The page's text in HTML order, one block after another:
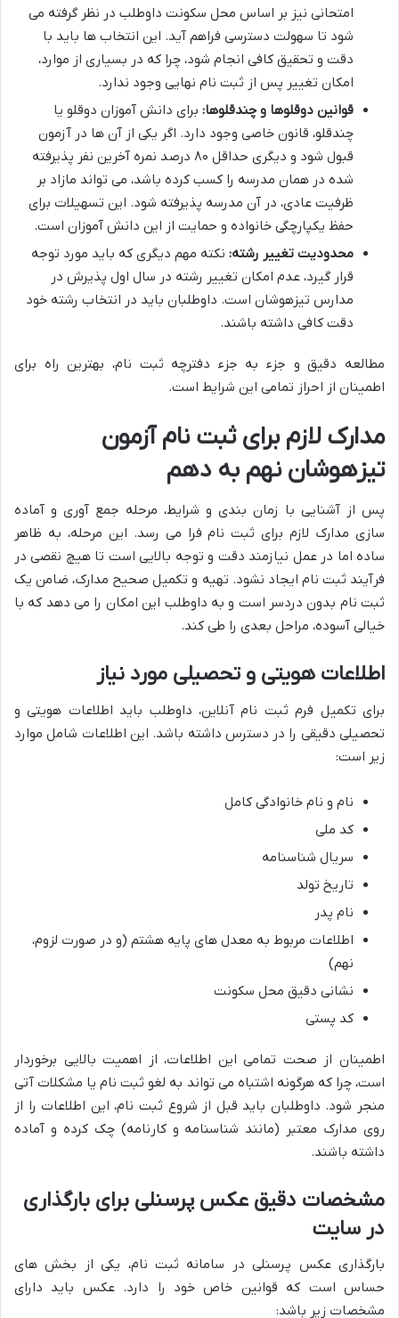
امتحانی نیز بر اساس محل سکونت داوطلب در نظر گرفته می
شود تا سهولت دسترسی فراهم آید. این انتخاب ها باید با
دقت و تحقیق کافی انجام شود، چرا که در بسیاری از موارد،
امکان تغییر پس از ثبت نام نهایی وجود ندارد.
قوانین دوقلوها و چندقلوها: برای دانش آموزان دوقلو یا
چندقلو، قانون خاصی وجود دارد. اگر یکی از آن ها در آزمون
قبول شود و دیگری حداقل ۸۰ درصد نمره آخرین نفر پذیرفته
شده در همان مدرسه را کسب کرده باشد، می تواند مازاد بر
ظرفیت عادی، در آن مدرسه پذیرفته شود. این تسهیلات برای
حفظ یکپارچگی خانواده و حمایت از این دانش آموزان است.
محدودیت تغییر رشته: نکته مهم دیگری که باید مورد توجه
قرار گیرد، عدم امکان تغییر رشته در سال اول پذیرش در
مدارس تیزهوشان است. داوطلبان باید در انتخاب رشته خود
دقت کافی داشته باشند.
مطالعه دقیق و جزء به جزء دفترچه ثبت نام، بهترین راه برای
اطمینان از احراز تمامی این شرایط است.
مدارک لازم برای ثبت نام آزمون
تیزهوشان نهم به دهم
پس از آشنایی با زمان بندی و شرایط، مرحله جمع آوری و آماده
سازی مدارک لازم برای ثبت نام فرا می رسد. این مرحله، به ظاهر
ساده اما در عمل نیازمند دقت و توجه بالایی است تا هیچ نقصی در
فرآیند ثبت نام ایجاد نشود. تهیه و تکمیل صحیح مدارک، ضامن یک
ثبت نام بدون دردسر است و به داوطلب این امکان را می دهد که با
خیالی آسوده، مراحل بعدی را طی کند.
اطلاعات هویتی و تحصیلی مورد نیاز
برای تکمیل فرم ثبت نام آنلاین، داوطلب باید اطلاعات هویتی و
تحصیلی دقیقی را در دسترس داشته باشد. این اطلاعات شامل موارد
زیر است:
نام و نام خانوادگی کامل
کد ملی
سریال شناسنامه
تاریخ تولد
نام پدر
اطلاعات مربوط به معدل های پایه هشتم (و در صورت لزوم،
نهم)
نشانی دقیق محل سکونت
کد پستی
اطمینان از صحت تمامی این اطلاعات، از اهمیت بالایی برخوردار
است، چرا که هرگونه اشتباه می تواند به لغو ثبت نام یا مشکلات آتی
منجر شود. داوطلبان باید قبل از شروع ثبت نام، این اطلاعات را از
روی مدارک معتبر (مانند شناسنامه و کارنامه) چک کرده و آماده
داشته باشند.
مشخصات دقیق عکس پرسنلی برای بارگذاری
در سایت
بارگذاری عکس پرسنلی در سامانه ثبت نام، یکی از بخش های
حساس است که قوانین خاص خود را دارد. عکس باید دارای
مشخصات زیر باشد: